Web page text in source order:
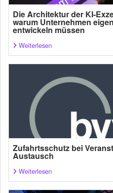
Die Architektur der KI-
warum Unternehmen
entwickeln müssen
Weiterlesen
Zufahrtsschutz bei
Austausch
Weiterlesen